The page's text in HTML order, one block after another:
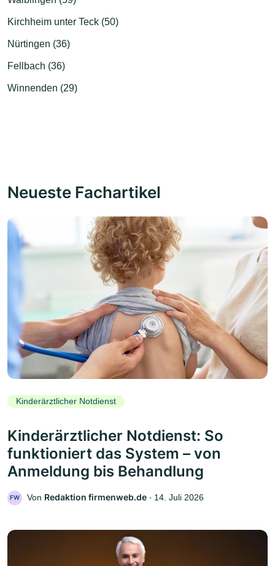
Kirchheim unter Teck (50)
Nürtingen (36)
Fellbach (36)
Winnenden (29)
Neueste Fachartikel
Kinderärztlicher Notdienst
Kinderärztlicher Notdienst: So
funktioniert das System – von
Anmeldung bis Behandlung
FW Von Redaktion firmenweb.de ‧ 14. Juli 2026